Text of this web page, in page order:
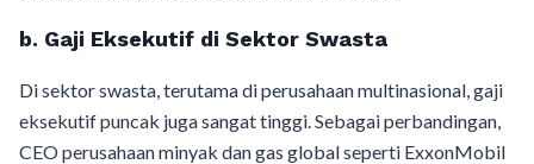
b. Gaji Eksekutif di Sektor Swasta
Di sektor swasta, terutama di perusahaan multinasional, gaji
eksekutif puncak juga sangat tinggi. Sebagai perbandingan,
CEO perusahaan minyak dan gas global seperti ExxonMobil